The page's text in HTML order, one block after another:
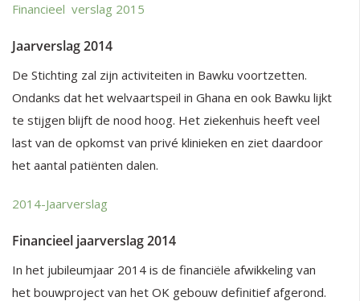
Financieel verslag 2015
Jaarverslag 2014
De Stichting zal zijn activiteiten in Bawku voortzetten.
Ondanks dat het welvaartspeil in Ghana en ook Bawku lijkt
te stijgen blijft de nood hoog. Het ziekenhuis heeft veel
last van de opkomst van privé klinieken en ziet daardoor
het aantal patiënten dalen.
2014-Jaarverslag
Financieel jaarverslag 2014
In het jubileumjaar 2014 is de financiële afwikkeling van
het bouwproject van het OK gebouw definitief afgerond.